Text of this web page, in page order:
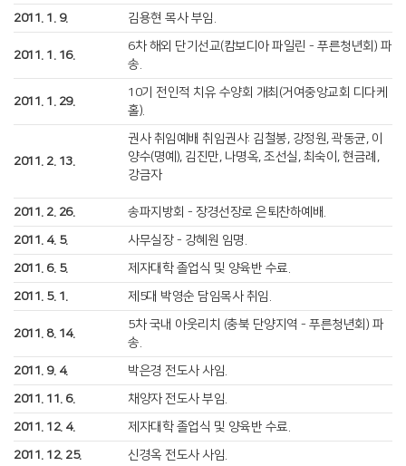
2011. 1. 9.
김용현 목사 부임.
2011. 1. 16.
6차 해외 단기선교(캄보디아 파일린 - 푸른청년회) 파
송.
2011. 1. 29.
10기 전인적 치유 수양회 개최(거여중앙교회 디다케
홀).
2011. 2. 13.
권사 취임예배 취임권사: 김철봉, 강정원, 곽동균, 이
양수(명예), 김진만, 나명옥, 조선실, 최숙이, 현금례,
강금자
2011. 2. 26.
송파지방회 - 장경선장로 은퇴찬하예배.
2011. 4. 5.
사무실장 - 강혜원 임명.
2011. 6. 5.
제자대학 졸업식 및 양육반 수료.
2011. 5. 1.
제5대 박영순 담임목사 취임.
2011. 8. 14.
5차 국내 아웃리치 (충북 단양지역 - 푸른청년회) 파
송.
2011. 9. 4.
박은경 전도사 사임.
2011. 11. 6.
채양자 전도사 부임.
2011. 12. 4.
제자대학 졸업식 및 양육반 수료.
2011. 12. 25.
신경옥 전도사 사임.